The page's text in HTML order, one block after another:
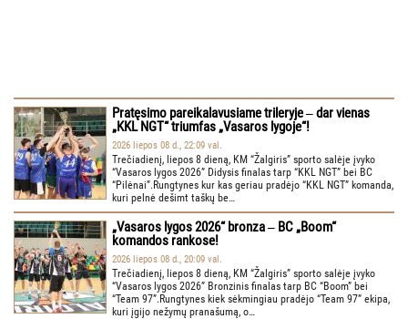
Pratęsimo pareikalavusiame trileryje ‒ dar vienas
„KKL NGT“ triumfas „Vasaros lygoje“!
2026 liepos 08 d., 22:09 val.
Trečiadienį, liepos 8 dieną, KM “Žalgiris” sporto salėje įvyko
“Vasaros lygos 2026” Didysis finalas tarp “KKL NGT” bei BC
“Pilėnai”.Rungtynes kur kas geriau pradėjo “KKL NGT” komanda,
kuri pelnė dešimt taškų be…
„Vasaros lygos 2026“ bronza ‒ BC „Boom“
komandos rankose!
2026 liepos 08 d., 20:09 val.
Trečiadienį, liepos 8 dieną, KM “Žalgiris” sporto salėje įvyko
“Vasaros lygos 2026” Bronzinis finalas tarp BC “Boom” bei
“Team 97”.Rungtynes kiek sėkmingiau pradėjo “Team 97” ekipa,
kuri įgijo nežymų pranašumą, o…